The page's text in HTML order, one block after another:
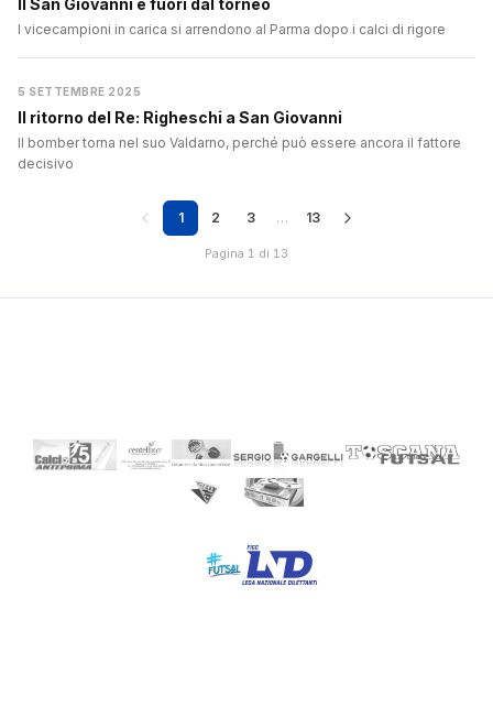
Il San Giovanni è fuori dal torneo
I vicecampioni in carica si arrendono al Parma dopo i calci di rigore
5 SETTEMBRE 2025
Il ritorno del Re: Righeschi a San Giovanni
Il bomber torna nel suo Valdarno, perché può essere ancora il fattore
decisivo
1 2 3 … 13
Pagina 1 di 13